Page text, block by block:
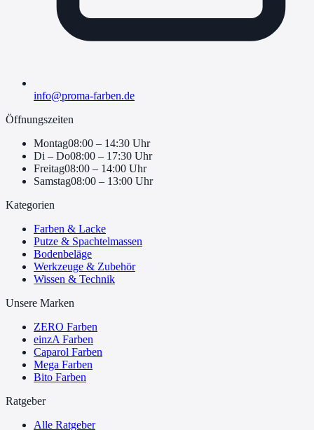
info@proma-farben.de
Öffnungszeiten
Montag08:00 – 14:30 Uhr
Di – Do08:00 – 17:30 Uhr
Freitag08:00 – 14:00 Uhr
Samstag08:00 – 13:00 Uhr
Kategorien
Farben & Lacke
Putze & Spachtelmassen
Bodenbeläge
Werkzeuge & Zubehör
Wissen & Technik
Unsere Marken
ZERO Farben
einzA Farben
Caparol Farben
Mega Farben
Bito Farben
Ratgeber
Alle Ratgeber